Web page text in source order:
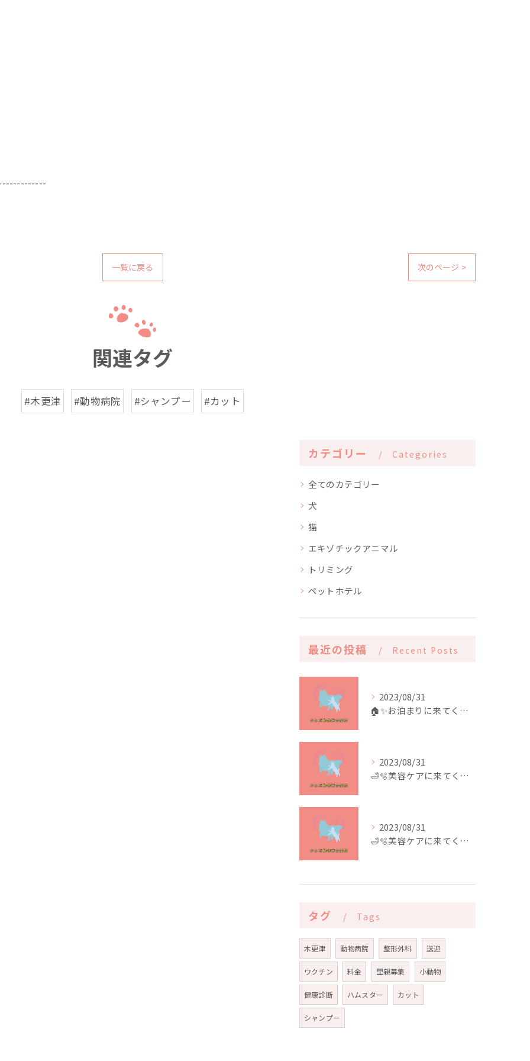
一覧に戻る 次のページ >
関連タグ
#木更津 #動物病院 #シャンプー #カット
カテゴリー Categories
全てのカテゴリー
犬
猫
エキゾチックアニマル
トリミング
ペットホテル
最近の投稿 Recent Posts
2023/08/31
🏠✨️お泊まりに来てくれたお友達✨️🏠
2023/08/31
🛁🫧美容ケアに来てくれたお友達🫧🛁
2023/08/31
🛁🫧美容ケアに来てくれたお友達🫧🛁
タグ Tags
木更津 動物病院 整形外科 送迎
ワクチン 料金 里親募集 小動物
健康診断 ハムスター カット
シャンプー